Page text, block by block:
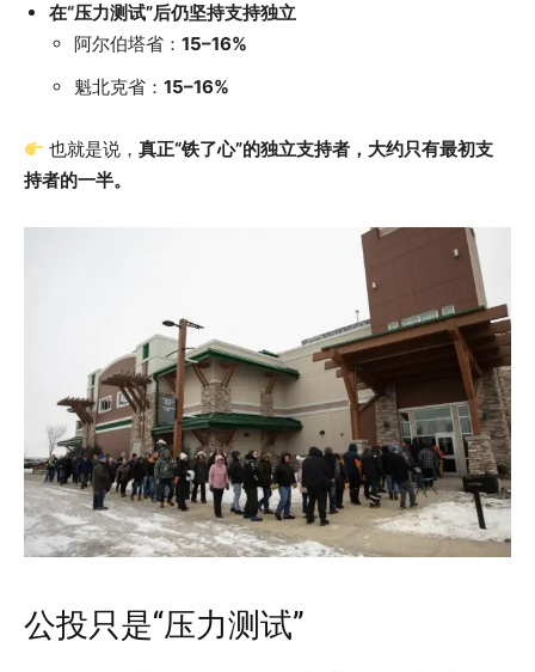
在“压力测试”后仍坚持支持独立
阿尔伯塔省： 15–16%
魁北克省： 15–16%
也就是说，真正“铁了心”的独立支持者，大约只有最初支
持者的一半。
公投只是“压力测试”